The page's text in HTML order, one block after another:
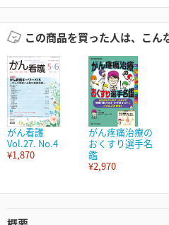
この商品を買った人は、こん
がん看護
Vol.27. No.4
¥1,870
がん疼痛治療の
おくすり選手名
鑑
¥2,970